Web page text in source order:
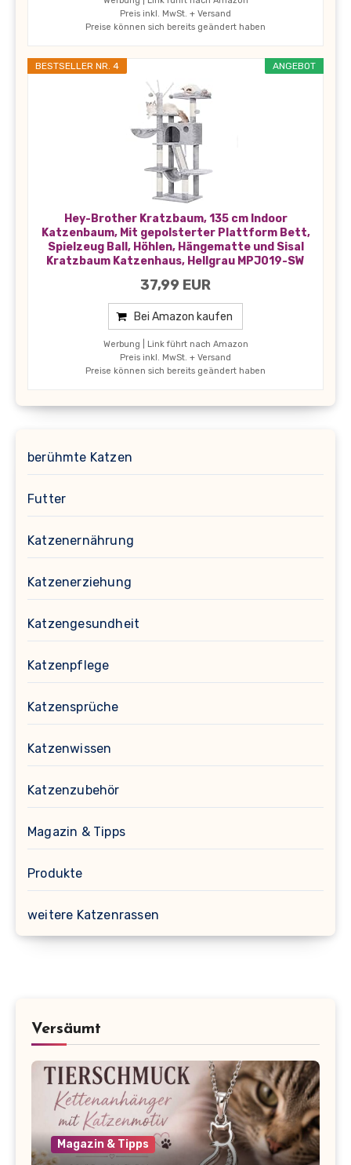
Preis inkl. MwSt. + Versand
Preise können sich bereits geändert haben
ANGEBOT
BESTSELLER NR. 4
Hey-Brother Kratzbaum, 135 cm Indoor
Katzenbaum, Mit gepolsterter Plattform Bett,
Spielzeug Ball, Höhlen, Hängematte und Sisal
Kratzbaum Katzenhaus, Hellgrau MPJ019-SW
37,99 EUR
Bei Amazon kaufen
Werbung | Link führt nach Amazon
Preis inkl. MwSt. + Versand
Preise können sich bereits geändert haben
berühmte Katzen
Futter
Katzenernährung
Katzenerziehung
Katzengesundheit
Katzenpflege
Katzensprüche
Katzenwissen
Katzenzubehör
Magazin & Tipps
Produkte
weitere Katzenrassen
Versäumt
Magazin & Tipps